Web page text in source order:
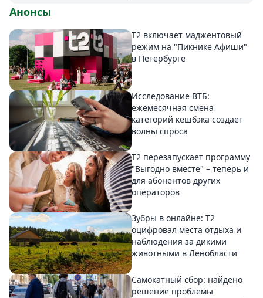
Анонсы
Т2 включает маджентовый
режим на "Пикнике Афиши"
в Петербурге
Исследование ВТБ:
ежемесячная смена
категорий кешбэка создает
волны спроса
Т2 перезапускает программу
"Выгодно вместе" – теперь и
для абонентов других
операторов
Зубры в онлайне: Т2
оцифровал места отдыха и
наблюдения за дикими
животными в Ленобласти
Самокатный сбор: найдено
решение проблемы